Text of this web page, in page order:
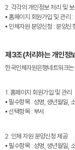
2. 각각의 개인정보 처리 및
⦁ 홈페이지 회원가입 및 관리
⦁ 인체자원 분양신청 : 분양신
제3조(처리하는 개인정
한국인체자원은행네트워크
1. 홈페이지 회원가입 및 관리
⦁ 필수항목 : 성명, 생년월일,
⦁ 선택항목 : 부서
2. 인체 자원 분양신청 제공
⦁ 필수항목 : 성명, 생년월일,